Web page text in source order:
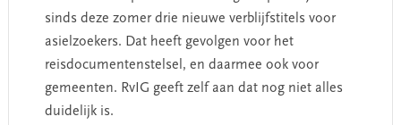
sinds deze zomer drie nieuwe verblijfstitels voor
asielzoekers. Dat heeft gevolgen voor het
reisdocumentenstelsel, en daarmee ook voor
gemeenten. RvIG geeft zelf aan dat nog niet alles
duidelijk is.